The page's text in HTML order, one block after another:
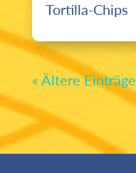
Tortilla-Chips
« Ältere Einträge